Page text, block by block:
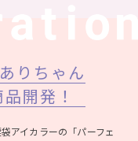
りちゃん
開発！
アイカラーの「パーフェ